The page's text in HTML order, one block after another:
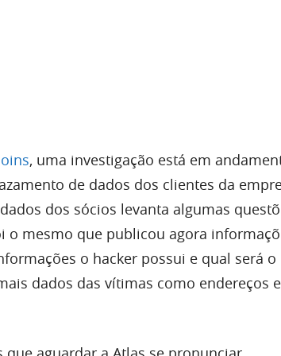
, uma investigação está em
de dados dos clientes da
dos sócios levanta algumas
o mesmo que publicou agora
o hacker possui e qual será
dados das vítimas como endereços